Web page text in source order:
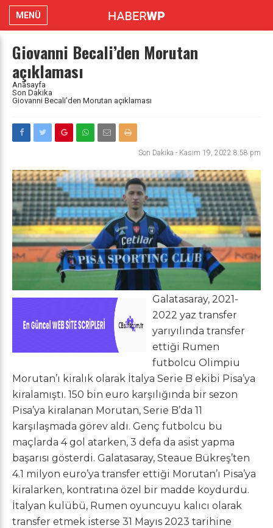
MENÜ
Giovanni Becali’den Morutan
açıklaması
Anasayfa
Son Dakika
Giovanni Becali’den Morutan açıklaması
Son Dakika - Kasım 19, 2022 8:58 pm
Galatasaray, 2021-
2022 yaz transfer
yarıyılında transfer
ettiği Rumen
futbolcu Olimpiu
Morutan’ı kiralık olarak İtalya Serie B ekibi Pisa’ya
kiralamıştı. 150 bin euro karşılığında bir sezon
Pisa’ya kiralanan Morutan, Serie B’da 11
karşılaşmada görev aldı. Genç futbolcu bu
maçlarda 4 gol atarken, 3 defa da asist yapma
başarısı gösterdi. Galatasaray, Steaue Bükreş’ten
4.1 milyon euro’ya transfer ettiği Morutan’ı Pisa’ya
kiralarken, kontratına özel bir madde koydurdu.
İtalyan kulübü, Rumen oyuncuyu kalıcı olarak
transfer etmek isterse 31 Mayıs 2023 tarihine